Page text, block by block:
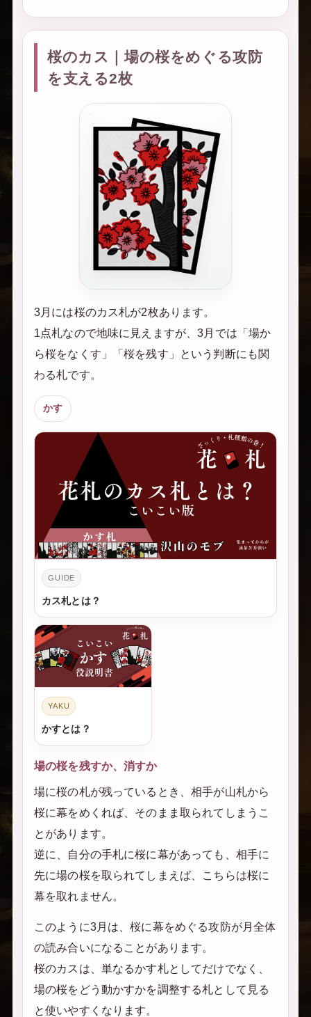
桜のカス｜場の桜をめぐる攻防
を支える2枚
3月には桜のカス札が2枚あります。
1点札なので地味に見えますが、3月では「場か
ら桜をなくす」「桜を残す」という判断にも関
わる札です。
かす
GUIDE
カス札とは？
YAKU
かすとは？
場の桜を残すか、消すか
場に桜の札が残っているとき、相手が山札から
桜に幕をめくれば、そのまま取られてしまうこ
とがあります。
逆に、自分の手札に桜に幕があっても、相手に
先に場の桜を取られてしまえば、こちらは桜に
幕を取れません。
このように3月は、桜に幕をめぐる攻防が月全体
の読み合いになることがあります。
桜のカスは、単なるかす札としてだけでなく、
場の桜をどう動かすかを調整する札として見る
と使いやすくなります。